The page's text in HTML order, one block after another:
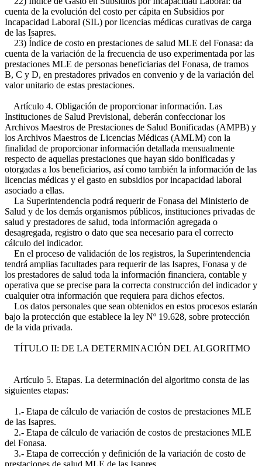
cuenta de la evolución del costo per cápita en Subsidios por
Incapacidad Laboral (SIL) por licencias médicas curativas de carga
de las Isapres.
23) Índice de costo en prestaciones de salud MLE del Fonasa: da
cuenta de la variación de la frecuencia de uso experimentada por las
prestaciones MLE de personas beneficiarias del Fonasa, de tramos
B, C y D, en prestadores privados en convenio y de la variación del
valor unitario de estas prestaciones.
Artículo 4. Obligación de proporcionar información. Las
Instituciones de Salud Previsional, deberán confeccionar los
Archivos Maestros de Prestaciones de Salud Bonificadas (AMPB) y
los Archivos Maestros de Licencias Médicas (AMLM) con la
finalidad de proporcionar información detallada mensualmente
respecto de aquellas prestaciones que hayan sido bonificadas y
otorgadas a los beneficiarios, así como también la información de las
licencias médicas y el gasto en subsidios por incapacidad laboral
asociado a ellas.
La Superintendencia podrá requerir de Fonasa del Ministerio de
Salud y de los demás organismos públicos, instituciones privadas de
salud y prestadores de salud, toda información agregada o
desagregada, registro o dato que sea necesario para el correcto
cálculo del indicador.
En el proceso de validación de los registros, la Superintendencia
tendrá amplias facultades para requerir de las Isapres, Fonasa y de
los prestadores de salud toda la información financiera, contable y
operativa que se precise para la correcta construcción del indicador y
cualquier otra información que requiera para dichos efectos.
Los datos personales que sean obtenidos en estos procesos estarán
bajo la protección que establece la ley Nº 19.628, sobre protección
de la vida privada.
TÍTULO II: DE LA DETERMINACIÓN DEL ALGORITMO
Artículo 5. Etapas. La determinación del algoritmo consta de las
siguientes etapas:
1.- Etapa de cálculo de variación de costos de prestaciones MLE
de las Isapres.
2.- Etapa de cálculo de variación de costos de prestaciones MLE
del Fonasa.
3.- Etapa de corrección y definición de la variación de costo de
prestaciones de salud MLE de las Isapres.